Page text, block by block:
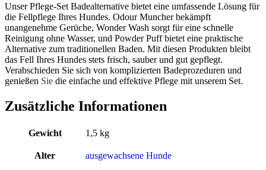
Unser Pflege-Set Badealternative bietet eine umfassende Lösung für
die Fellpflege Ihres Hundes. Odour Muncher bekämpft
unangenehme Gerüche, Wonder Wash sorgt für eine schnelle
Reinigung ohne Wasser, und Powder Puff bietet eine praktische
Alternative zum traditionellen Baden. Mit diesen Produkten bleibt
das Fell Ihres Hundes stets frisch, sauber und gut gepflegt.
Verabschieden Sie sich von komplizierten Badeprozeduren und
genießen Sie die einfache und effektive Pflege mit unserem Set.
Zusätzliche Informationen
Gewicht 1,5 kg
Alter ausgewachsene Hunde